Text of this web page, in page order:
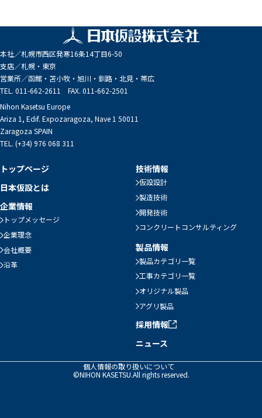
本社／札幌市西区発寒16条14丁目6-50
支店／札幌・東京
営業所／函館・苫小牧・旭川・釧路・北見・帯広
TEL. 011-662-2611 FAX. 011-662-2501
Nihon Kasetsu Europe
Ariza 1, Edif. Expozaragoza, Nave 1 50011
Zaragoza SPAIN
TEL. (+34) 976 068 311
トップページ
日本仮設とは
企業情報
トップメッセージ
企業理念
会社概要
沿革
技術情報
仮設設計
製造技術
開発技術
コンクリートコンサルティング
製品情報
製品カテゴリ一覧
工事カテゴリ一覧
オリジナル製品
アグリ製品
採用情報
ニュース
個人情報の取り扱いについて
©NIHON KASETSU.All rights reserved.